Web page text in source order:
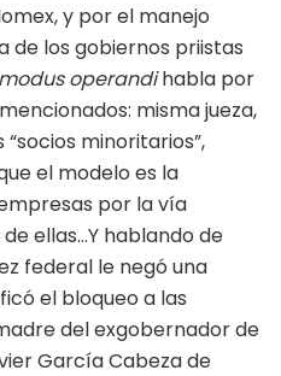
y por el manejo
de los gobiernos priistas
modus operandihabla por
misma jueza,
minoritarios”,
el modelo es la
por la vía
ellas…Y hablando de
federal le negó una
el bloqueo a las
del exgobernador de
García Cabeza de